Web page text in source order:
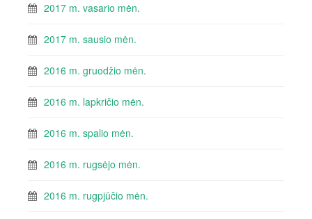
2017 m. vasario mėn.
2017 m. sausio mėn.
2016 m. gruodžio mėn.
2016 m. lapkričio mėn.
2016 m. spalio mėn.
2016 m. rugsėjo mėn.
2016 m. rugpjūčio mėn.